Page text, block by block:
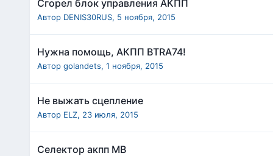
Сгорел блок управления АКПП
Автор DENIS30RUS, 5 ноября, 2015
Нужна помощь, АКПП BTRA74!
Автор golandets, 1 ноября, 2015
Не выжать сцепление
Автор ELZ, 23 июля, 2015
Селектор акпп МВ